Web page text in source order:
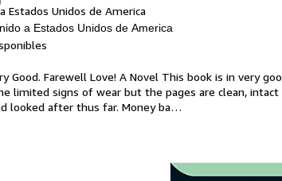
Estados Unidos de America
a Estados Unidos de America
Good. Farewell Love! A Novel This book is in very
limited signs of wear but the pages are clean,
looked after thus far. Money ba…